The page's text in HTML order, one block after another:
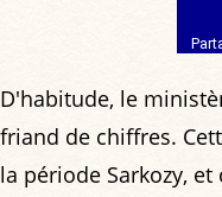
D'habitude, le
friand de chiffres.
la période Sarkozy,